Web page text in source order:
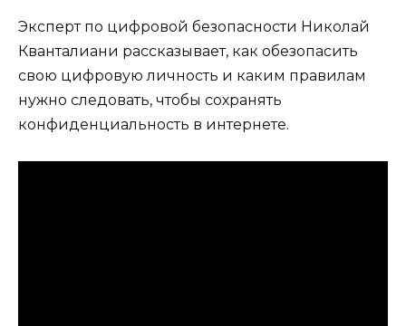
Эксперт по цифровой безопасности Николай
Кванталиани рассказывает, как обезопасить
свою цифровую личность и каким правилам
нужно следовать, чтобы сохранять
конфиденциальность в интернете.